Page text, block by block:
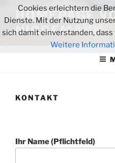
Inhalt
springen
HOMEPAGE
NIGGEMANN
KONTAKT
Ihr Name (Pflichtfeld)
Cookies erleichtern die
Dienste. Mit der Nutzung
sich damit einverstanden,
Weitere